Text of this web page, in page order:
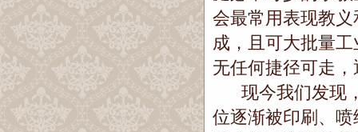
会最常用表现教
成，且可大批量
无任何捷径可走
现今我们发现，
位逐渐被印刷、